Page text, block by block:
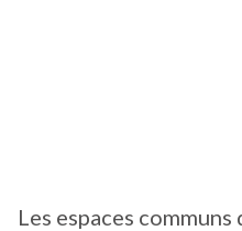
Les espaces